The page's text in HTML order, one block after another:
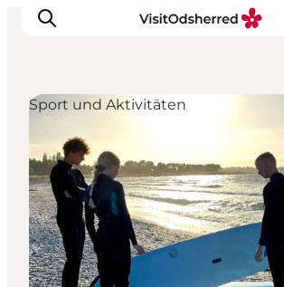
Events
Erlebnisse
Essen
Unterkünfte
Nützliches
Sport und Aktivitäten